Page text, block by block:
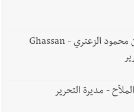
الصحافي السفير غسان محمود الزعتري - Ghassan
- مديرة التحرير